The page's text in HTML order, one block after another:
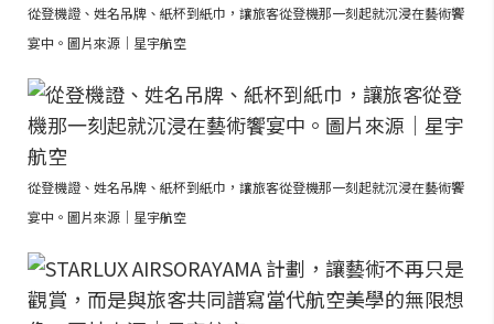
從登機證、姓名吊牌、紙杯到紙巾，讓旅客從登機那一刻起就沉浸在藝術饗
宴中。圖片來源｜星宇航空
從登機證、姓名吊牌、紙杯到紙巾，讓旅客從登機那一刻起就沉浸在藝術饗
宴中。圖片來源｜星宇航空